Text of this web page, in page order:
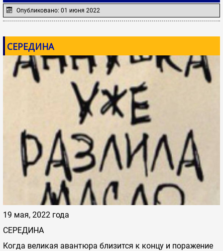
Опубликовано: 01 июня 2022
СЕРЕДИНА
19 мая, 2022 года
СЕРЕДИНА
Когда великая авантюра близится к концу и поражение